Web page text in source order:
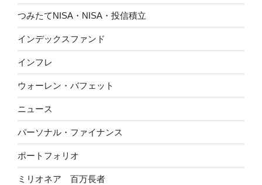
つみたてNISA・NISA・投信積立
インデックスファンド
インフレ
ウォーレン・バフェット
ニュース
パーソナル・ファイナンス
ポートフォリオ
ミリオネア 百万長者